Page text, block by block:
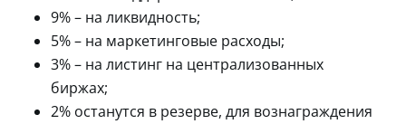
9% – на ликвидность;
5% – на маркетинговые расходы;
3% – на листинг на централизованных
биржах;
2% останутся в резерве, для вознаграждения